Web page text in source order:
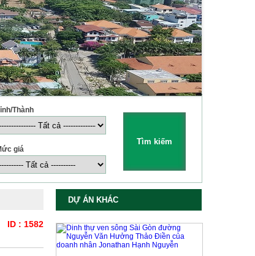
Thành
giá
ID : 1582
DỰ ÁN KHÁC